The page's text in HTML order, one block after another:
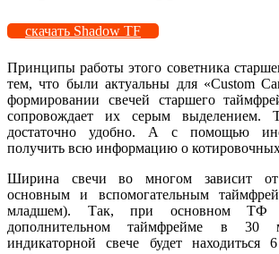
скачать Shadow TF
Принципы работы этого советника
тем, что были актуальны для «Custom
формировании свечей старшего
сопровождает их серым выделением.
достаточно удобно. А с помощью
получить всю информацию о
Ширина свечи во многом зависит
основным и вспомогательным
младшем). Так, при основном
дополнительном таймфрейме в
индикаторной свече будет находиться